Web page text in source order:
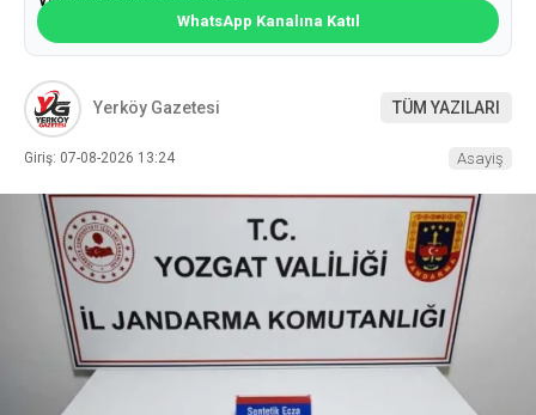
WhatsApp Kanalına Katıl
Yerköy Gazetesi TÜM YAZILARI
Giriş: 07-08-2026 13:24 Asayiş